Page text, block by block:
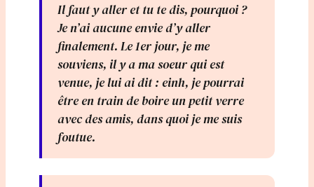
Il faut y aller et tu te dis, pourquoi ?
Je n’ai aucune envie d’y aller
finalement. Le 1er jour, je me
souviens, il y a ma soeur qui est
venue, je lui ai dit : einh, je pourrai
être en train de boire un petit verre
avec des amis, dans quoi je me suis
foutue.